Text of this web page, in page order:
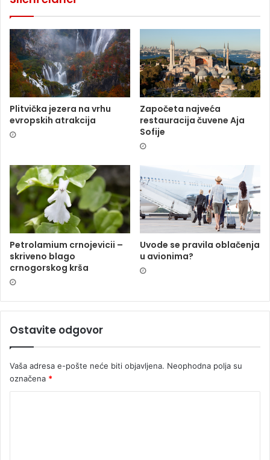
Plitvička jezera na vrhu
evropskih atrakcija
Započeta najveća
restauracija čuvene Aja
Sofije
Petrolamium crnojevicii –
skriveno blago
crnogorskog krša
Uvode se pravila oblačenja
u avionima?
Ostavite odgovor
Vaša adresa e-pošte neće biti objavljena. Neophodna polja su
označena *